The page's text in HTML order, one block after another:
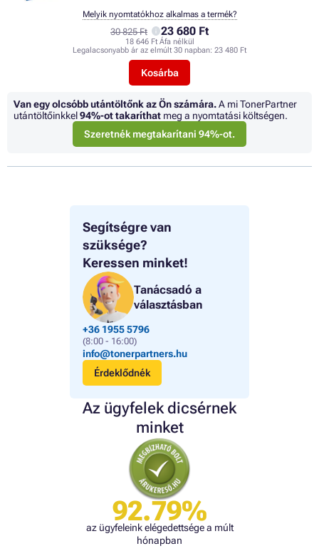
Segítségre van
szüksége?
Keressen minket!
Tanácsadó a
választásban
+36 1955 5796
(8:00 - 16:00)
info@tonerpartners.hu
Érdeklődnék
Az ügyfelek dicsérnek
minket
92.79%
az ügyfeleink elégedettsége a múlt
hónapban
30 825 Ft 23 680 Ft
18 646 Ft Áfa nélkül
Legalacsonyabb ár az elmúlt 30 napban: 23 480 Ft
Kosárba
Melyik nyomtatókhoz alkalmas a termék?
Van egy olcsóbb utántöltőnk az Ön számára.A mi TonerPartner
utántöltőinkkel94%-ot takaríthat meg a nyomtatási költségen.
Szeretnék megtakarítani 94%-ot.